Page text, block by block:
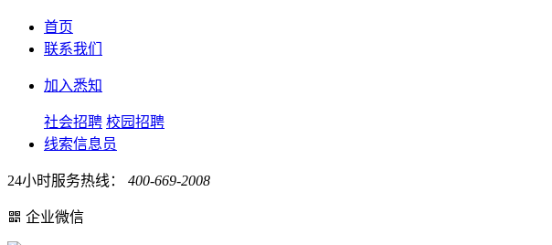
首页
联系我们
加入悉知
社会招聘 校园招聘
线索信息员
24小时服务热线： 400-669-2008
企业微信